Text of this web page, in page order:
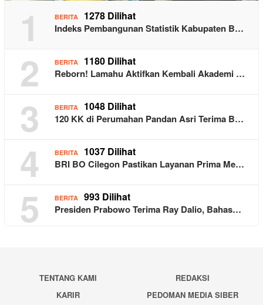
1 BERITA 1278 Dilihat
Indeks Pembangunan Statistik Kabupaten B…
2 BERITA 1180 Dilihat
Reborn! Lamahu Aktifkan Kembali Akademi …
3 BERITA 1048 Dilihat
120 KK di Perumahan Pandan Asri Terima B…
4 BERITA 1037 Dilihat
BRI BO Cilegon Pastikan Layanan Prima Me…
5 BERITA 993 Dilihat
Presiden Prabowo Terima Ray Dalio, Bahas…
TENTANG KAMI
REDAKSI
KARIR
PEDOMAN MEDIA SIBER